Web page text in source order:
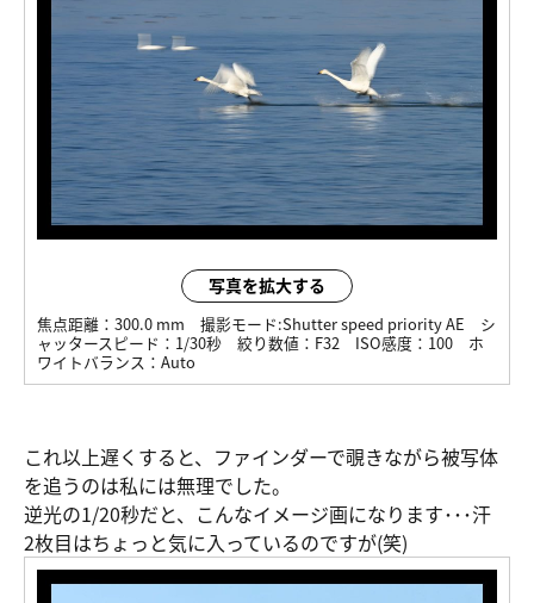
写真を拡大する
焦点距離： 300.0 mm 撮影モード:Shutter speed priority AE
シ
ャッタースピード： 1/30秒 絞り数値： F32 ISO感度： 100
ホ
ワイトバランス： Auto
これ以上遅くすると、ファインダーで覗きながら被写体
を追うのは私には無理でした。
逆光の1/20秒だと、こんなイメージ画になります･･･汗
2枚目はちょっと気に入っているのですが(笑)